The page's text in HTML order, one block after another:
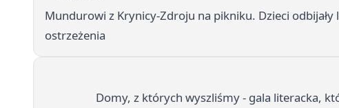
Mundurowi z Krynicy-Zdroju na pikniku. Dzieci
ostrzeżenia
Domy, z których wyszliśmy - gala literacka,